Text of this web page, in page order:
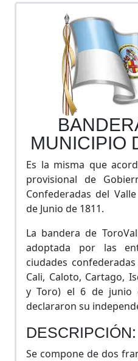
MUNICIPIO
Es la misma que
provisional de
Confederadas del
de Junio de 1811.
La bandera de
adoptada por las
ciudades
Cali, Caloto, Cartago,
y Toro) el 6 de junio
declararon su
DESCRIPCIÓN:
Se compone de dos